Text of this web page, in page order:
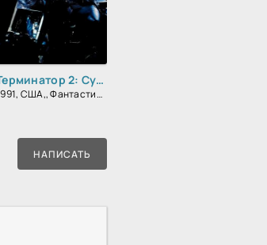
Терминатор 2: Судный День
1991, США,, Фантастика, Блокбастер, Боевик, Триллер, Зарубежный
НАПИСАТЬ